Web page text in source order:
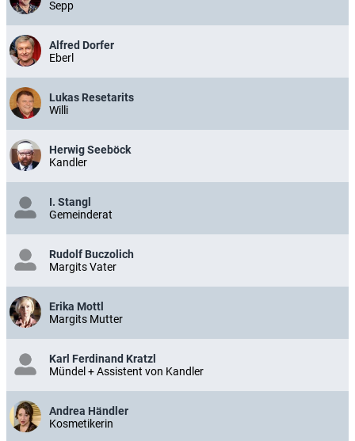
Sepp
Alfred Dorfer
Eberl
Lukas Resetarits
Willi
Herwig Seeböck
Kandler
I. Stangl
Gemeinderat
Rudolf Buczolich
Margits Vater
Erika Mottl
Margits Mutter
Karl Ferdinand Kratzl
Mündel + Assistent von Kandler
Andrea Händler
Kosmetikerin